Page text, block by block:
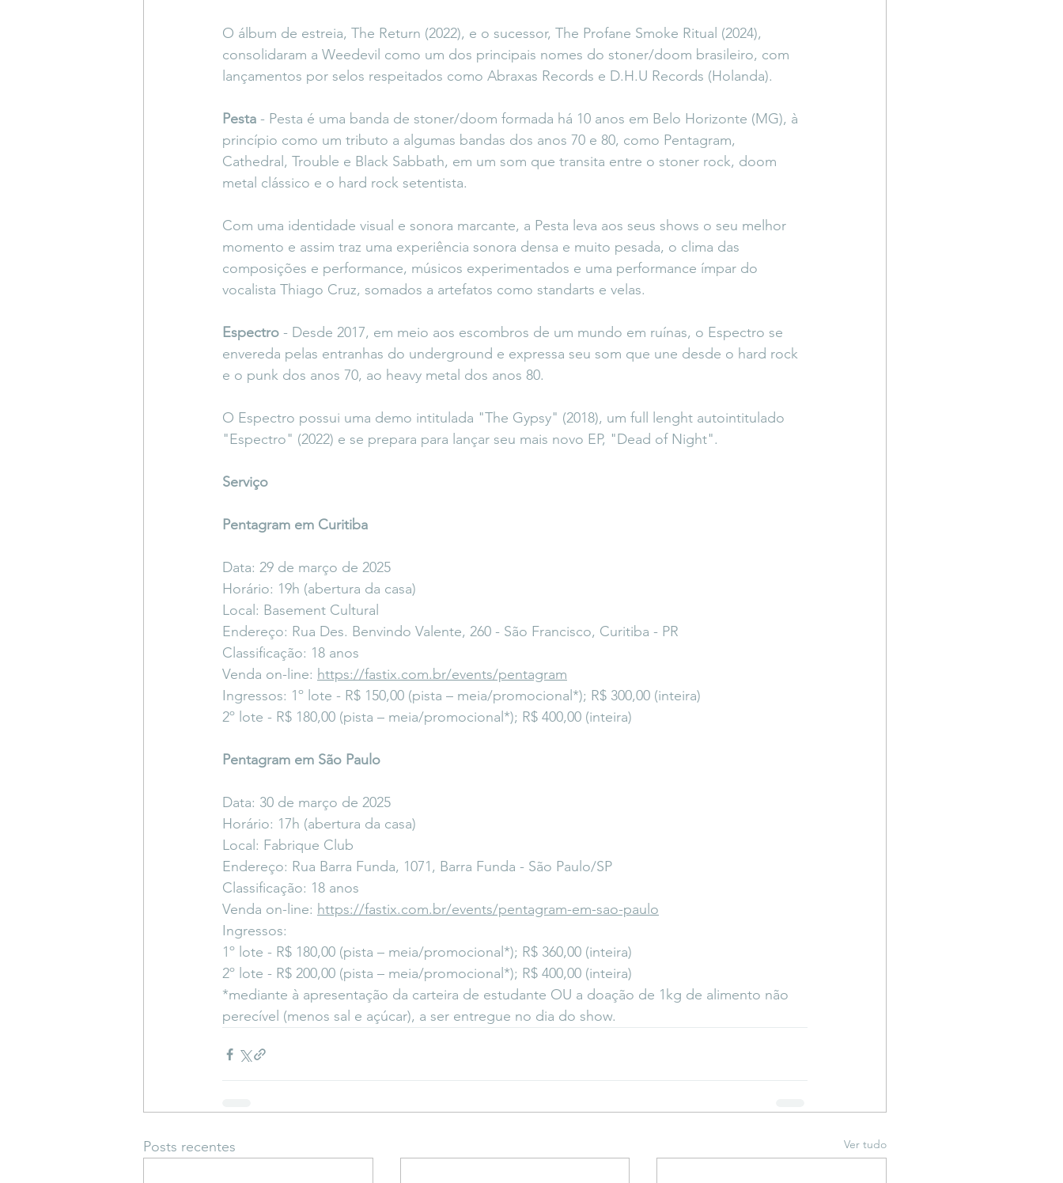
O álbum de estreia, The Return (2022), e o sucessor, The Profane Smoke Ritual (2024),
consolidaram a Weedevil como um dos principais nomes do stoner/doom brasileiro, com
lançamentos por selos respeitados como Abraxas Records e D.H.U Records (Holanda).
Pesta - Pesta é uma banda de stoner/doom formada há 10 anos em Belo Horizonte (MG), à
princípio como um tributo a algumas bandas dos anos 70 e 80, como Pentagram,
Cathedral, Trouble e Black Sabbath, em um som que transita entre o stoner rock, doom
metal clássico e o hard rock setentista.
Com uma identidade visual e sonora marcante, a Pesta leva aos seus shows o seu melhor
momento e assim traz uma experiência sonora densa e muito pesada, o clima das
composições e performance, músicos experimentados e uma performance ímpar do
vocalista Thiago Cruz, somados a artefatos como standarts e velas.
Espectro - Desde 2017, em meio aos escombros de um mundo em ruínas, o Espectro se
envereda pelas entranhas do underground e expressa seu som que une desde o hard rock
e o punk dos anos 70, ao heavy metal dos anos 80.
O Espectro possui uma demo intitulada "The Gypsy" (2018), um full lenght autointitulado
"Espectro" (2022) e se prepara para lançar seu mais novo EP, "Dead of Night".
Serviço
Pentagram em Curitiba
Data: 29 de março de 2025
Horário: 19h (abertura da casa)
Local: Basement Cultural
Endereço: Rua Des. Benvindo Valente, 260 - São Francisco, Curitiba - PR
Classificação: 18 anos
Venda on-line: https://fastix.com.br/events/pentagram
Ingressos: 1º lote - R$ 150,00 (pista – meia/promocional*); R$ 300,00 (inteira)
2º lote - R$ 180,00 (pista – meia/promocional*); R$ 400,00 (inteira)
Pentagram em São Paulo
Data: 30 de março de 2025
Horário: 17h (abertura da casa)
Local: Fabrique Club
Endereço: Rua Barra Funda, 1071, Barra Funda - São Paulo/SP
Classificação: 18 anos
Venda on-line: https://fastix.com.br/events/pentagram-em-sao-paulo
Ingressos:
1º lote - R$ 180,00 (pista – meia/promocional*); R$ 360,00 (inteira)
2º lote - R$ 200,00 (pista – meia/promocional*); R$ 400,00 (inteira)
*mediante à apresentação da carteira de estudante OU a doação de 1kg de alimento não
perecível (menos sal e açúcar), a ser entregue no dia do show.
Posts recentes Ver tudo